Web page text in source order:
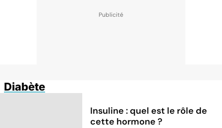
Diabète
Insuline : quel est le rôle de
cette hormone ?